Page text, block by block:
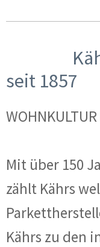
seit 1857
Mit über 150
zählt Kährs
Kährs zu den